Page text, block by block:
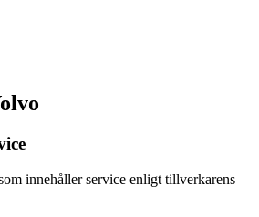
innehåller service enligt tillverkarens